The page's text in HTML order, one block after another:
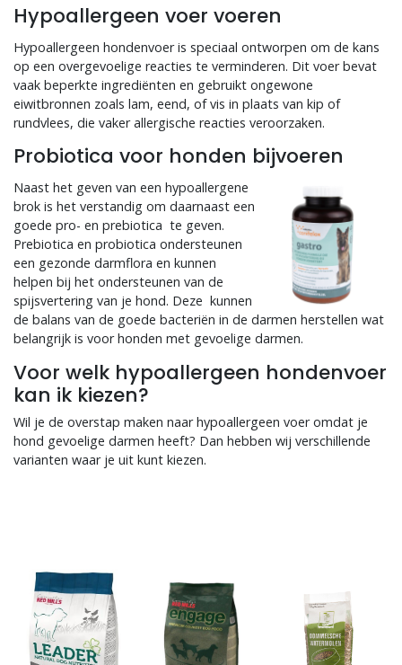
Hypoallergeen voer voeren
Hypoallergeen hondenvoer is speciaal ontworpen om de kans
op een overgevoelige reacties te verminderen. Dit voer bevat
vaak beperkte ingrediënten en gebruikt ongewone
eiwitbronnen zoals lam, eend, of vis in plaats van kip of
rundvlees, die vaker allergische reacties veroorzaken.
Probiotica voor honden bijvoeren
Naast het geven van een hypoallergene
brok is het verstandig om daarnaast een
goede pro- en prebiotica te geven.
Prebiotica en probiotica ondersteunen
een gezonde darmflora en kunnen
helpen bij het ondersteunen van de
spijsvertering van je hond. Deze kunnen
de balans van de goede bacteriën in de darmen herstellen wat
belangrijk is voor honden met gevoelige darmen.
Voor welk hypoallergeen hondenvoer
kan ik kiezen?
Wil je de overstap maken naar hypoallergeen voer omdat je
hond gevoelige darmen heeft? Dan hebben wij verschillende
varianten waar je uit kunt kiezen.